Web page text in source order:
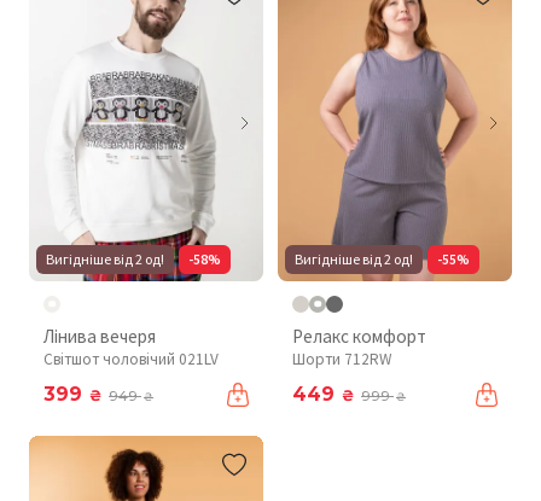
Вигідніше від 2 од! -58%
Лінива вечеря
Світшот чоловічий 021LV
399 ₴ 949₴
Вигідніше від 2 од! -55%
Релакс комфорт
Шорти 712RW
449 ₴ 999₴